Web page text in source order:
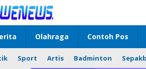
Olahraga Contoh Pos
Sport Artis Badminton